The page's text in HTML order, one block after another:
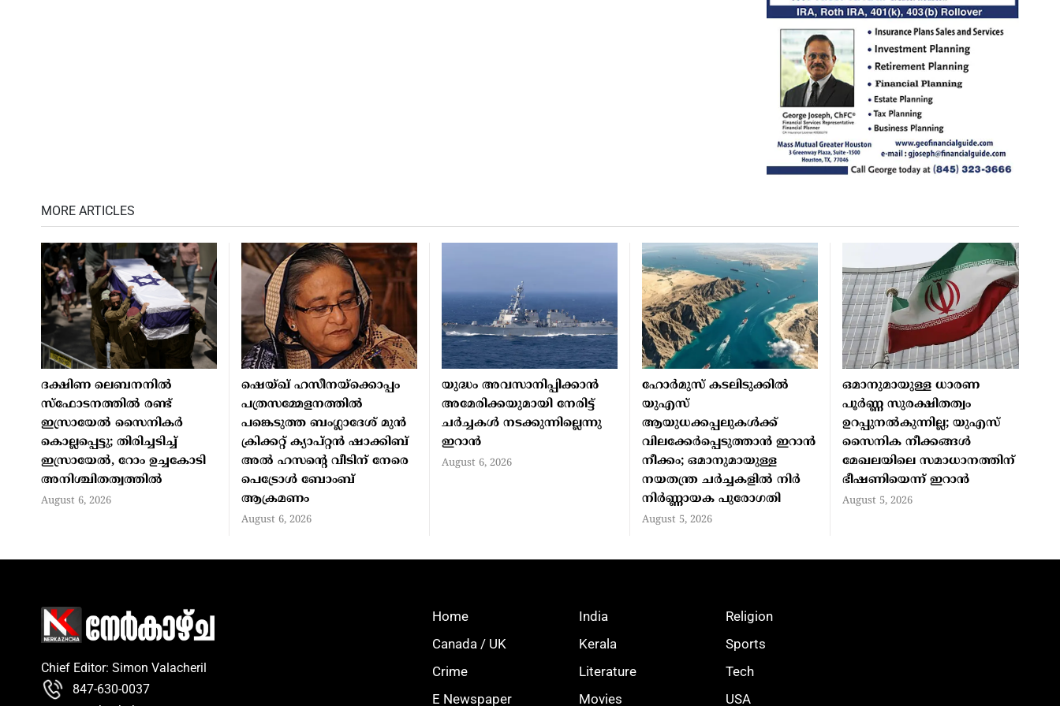
MORE ARTICLES
ദക്ഷിണ ലെബനനിൽ
സ്ഫോടനത്തിൽ രണ്ട്
ഇസ്രായേൽ സൈനികർ
കൊല്ലപ്പെട്ടു; തിരിച്ചടിച്ച്
ഇസ്രായേൽ, റോം ഉച്ചകോടി
അനിശ്ചിതത്വത്തിൽ
August 6, 2026
ഷെയ്ഖ് ഹസീനയ്‌ക്കൊപ്പം
പത്രസമ്മേളനത്തില്‍
പങ്കെടുത്ത ബംഗ്ലാദേശ് മുന്‍
ക്രിക്കറ്റ് ക്യാപ്റ്റന്‍ ഷാക്കിബ്
അല്‍ ഹസന്റെ വീടിന് നേരെ
പെട്രോള്‍ ബോംബ്
ആക്രമണം
August 6, 2026
യുദ്ധം അവസാനിപ്പിക്കാന്‍
അമേരിക്കയുമായി നേരിട്ട്
ചര്‍ച്ചകള്‍ നടക്കുന്നില്ലെന്നു
ഇറാന്‍
August 6, 2026
ഹോർമുസ് കടലിടുക്കിൽ
യുഎസ്
ആയുധക്കപ്പലുകൾക്ക്
വിലക്കേർപ്പെടുത്താൻ ഇറാൻ
നീക്കം; ഒമാനുമായുള്ള
നയതന്ത്ര ചർച്ചകളിൽ നിർ
നിർണ്ണായക പുരോഗതി
August 5, 2026
ഒമാനുമായുള്ള ധാരണ
പൂർണ്ണ സുരക്ഷിതത്വം
ഉറപ്പുനൽകുന്നില്ല; യുഎസ്
സൈനിക നീക്കങ്ങൾ
മേഖലയിലെ സമാധാനത്തിന്
ഭീഷണിയെന്ന് ഇറാൻ
August 5, 2026
Chief Editor: Simon Valacheril
847-630-0037
Home
Canada / UK
Crime
E Newspaper
India
Kerala
Literature
Movies
Religion
Sports
Tech
USA